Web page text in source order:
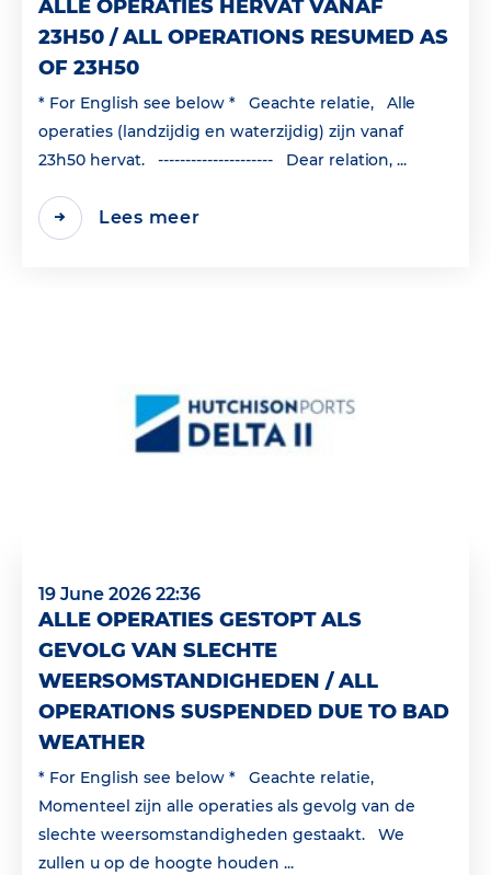
ALLE OPERATIES HERVAT VANAF
23H50 / ALL OPERATIONS RESUMED AS
OF 23H50
* For English see below * Geachte relatie, Alle
operaties (landzijdig en waterzijdig) zijn vanaf
23h50 hervat. --------------------- Dear relation, ...
Lees meer
19 June 2026 22:36
ALLE OPERATIES GESTOPT ALS
GEVOLG VAN SLECHTE
WEERSOMSTANDIGHEDEN / ALL
OPERATIONS SUSPENDED DUE TO BAD
WEATHER
* For English see below * Geachte relatie,
Momenteel zijn alle operaties als gevolg van de
slechte weersomstandigheden gestaakt. We
zullen u op de hoogte houden ...